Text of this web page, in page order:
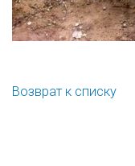
Возврат к списку